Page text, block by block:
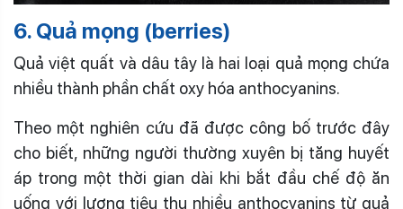
6. Quả mọng (berries)
Quả việt quất và dâu tây là hai loại quả mọng chứa
nhiều thành phần chất oxy hóa anthocyanins.
Theo một nghiên cứu đã được công bố trước đây
cho biết, những người thường xuyên bị tăng huyết
áp trong một thời gian dài khi bắt đầu chế độ ăn
uống với lượng tiêu thụ nhiều anthocyanins từ quả